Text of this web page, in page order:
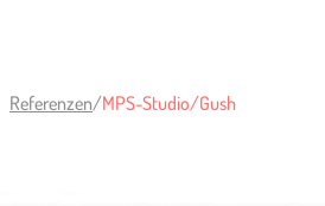
Referenzen/MPS-Studio/Gush